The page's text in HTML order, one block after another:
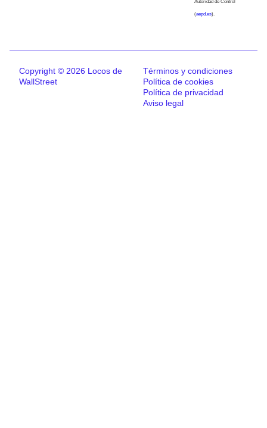
Autoridad de Control
(aepd.es).
Copyright © 2026 Locos de
WallStreet
Términos y condiciones
Política de cookies
Política de privacidad
Aviso legal